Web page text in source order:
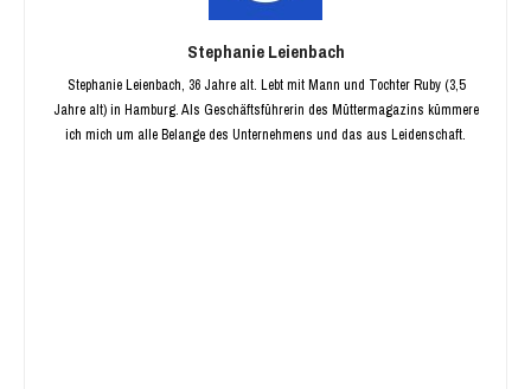
Stephanie Leienbach
Stephanie Leienbach, 36 Jahre alt. Lebt mit Mann und Tochter Ruby (3,5
Jahre alt) in Hamburg. Als Geschäftsführerin des Müttermagazins kümmere
ich mich um alle Belange des Unternehmens und das aus Leidenschaft.